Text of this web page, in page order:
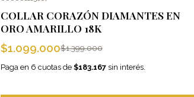
COLLAR CORAZÓN DIAMANTES EN
ORO AMARILLO 18K
$1.099.000$1.399.000
Paga en 6 cuotas de $183.167sin interés.